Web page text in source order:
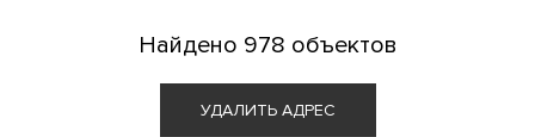
Найдено 978 объектов
УДАЛИТЬ АДРЕС